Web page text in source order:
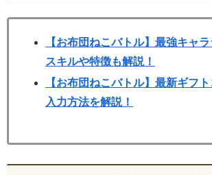
【お布団ねこバトル】最強キャラ
スキルや特徴も解説！
【お布団ねこバトル】最新ギフ
入力方法を解説！